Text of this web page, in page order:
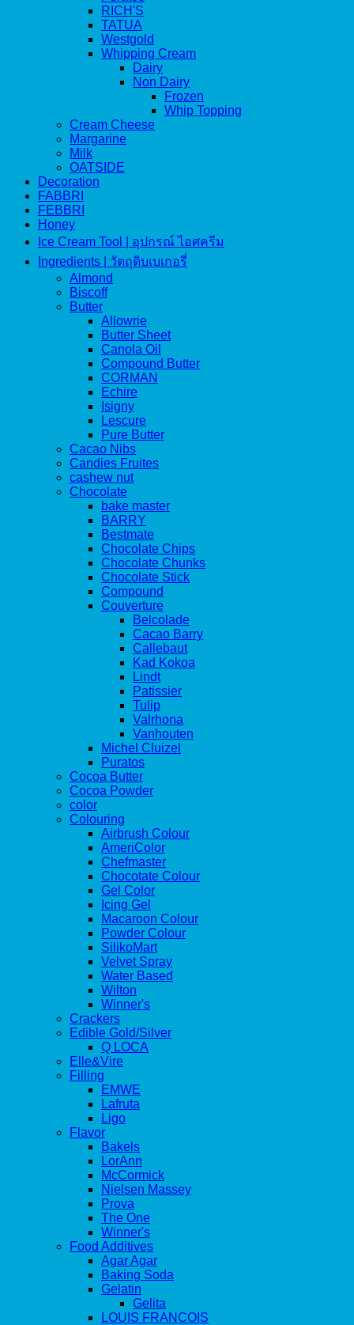
RICH'S
TATUA
Westgold
Whipping Cream
Dairy
Non Dairy
Frozen
Whip Topping
Cream Cheese
Margarine
Milk
OATSIDE
Decoration
FABBRI
FEBBRI
Honey
Ice Cream Tool | อุปกรณ์ ไอศครีม
Ingredients | วัตถุดิบเบเกอรี่
Almond
Biscoff
Butter
Allowrie
Butter Sheet
Canola Oil
Compound Butter
CORMAN
Echire
Isigny
Lescure
Pure Butter
Cacao Nibs
Candies Fruites
cashew nut
Chocolate
bake master
BARRY
Bestmate
Chocolate Chips
Chocolate Chunks
Chocolate Stick
Compound
Couverture
Belcolade
Cacao Barry
Callebaut
Kad Kokoa
Lindt
Patissier
Tulip
Valrhona
Vanhouten
Michel Cluizel
Puratos
Cocoa Butter
Cocoa Powder
color
Colouring
Airbrush Colour
AmeriColor
Chefmaster
Chocotate Colour
Gel Color
Icing Gel
Macaroon Colour
Powder Colour
SilikoMart
Velvet Spray
Water Based
Wilton
Winner's
Crackers
Edible Gold/Silver
Q LOCA
Elle&Vire
Filling
EMWE
Lafruta
Ligo
Flavor
Bakels
LorAnn
McCormick
Nielsen Massey
Prova
The One
Winner's
Food Additives
Agar Agar
Baking Soda
Gelatin
Gelita
LOUIS FRANCOIS